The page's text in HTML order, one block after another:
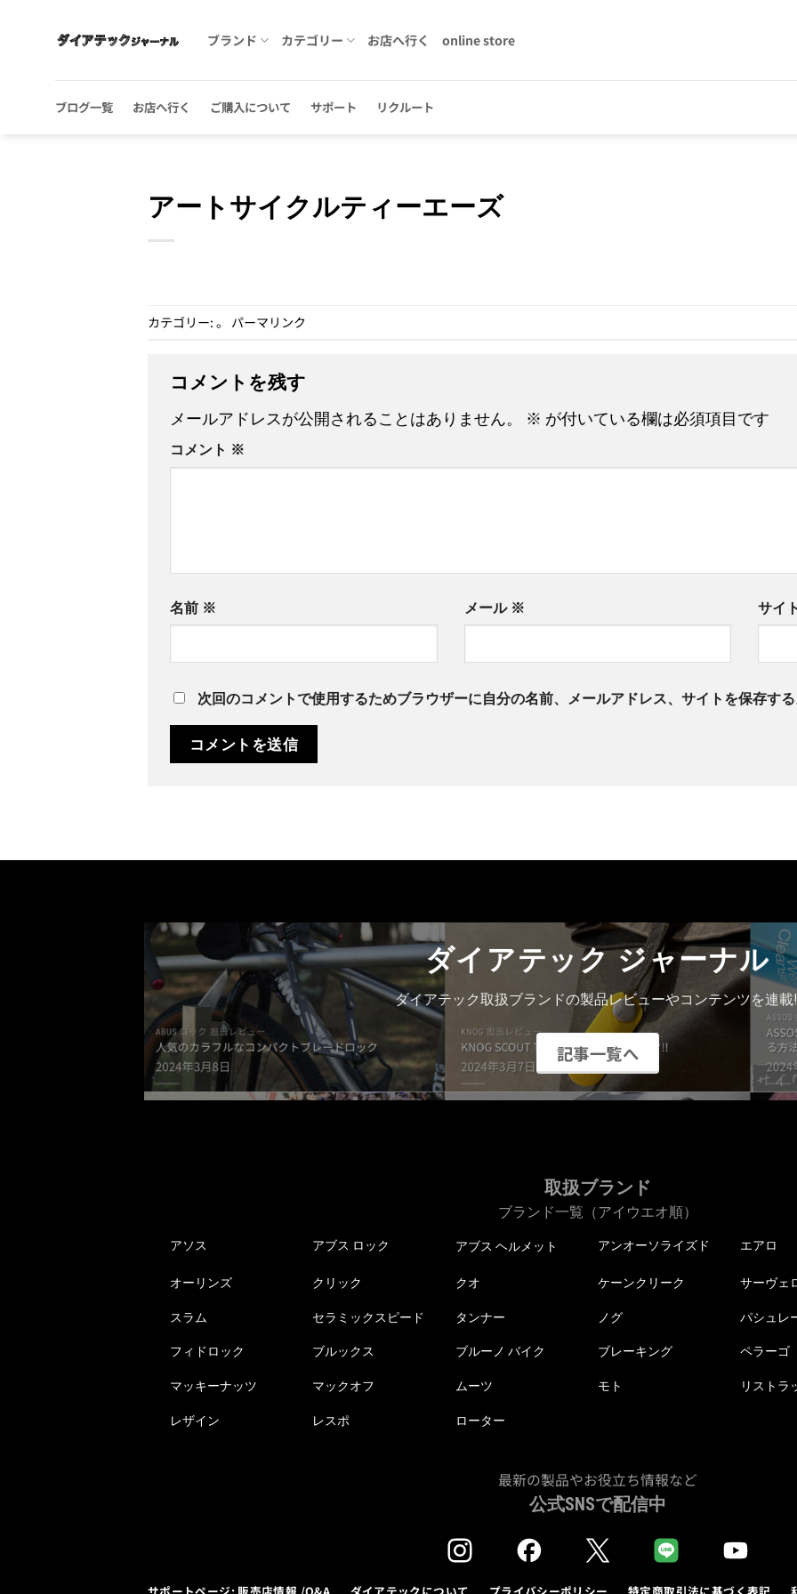
ブランド カテゴリー お店へ行く online store
ブログ一覧 お店へ行く ご購入について サポート リクルート
アートサイクルティーエーズ
カテゴリー: 。 パーマリンク
コメントを残す
メールアドレスが公開されることはありません。 ※ が付いている欄は必須項目です
コメント ※
名前 ※ メール ※ サイ
次回のコメントで使用するためブラウザーに自分の名前、メールアドレス、サイトを保存す
ダイアテック ジャーナル
ダイアテック取扱ブランドの製品レビューやコンテンツを連載
記事一覧へ
取扱ブランド
ブランド一覧（アイウエオ順）
アソス アブス ロック アブス ヘルメット アンオーソライズド エアロ
オーリンズ クリック クオ ケーンクリーク サーヴェ
スラム セラミックスピード タンナー ノグ パシュレ
フィドロック ブルックス ブルーノ バイク ブレーキング ペラーゴ
マッキーナッツ マックオフ ムーツ モト リストラ
レザイン レスポ ローター
最新の製品やお役立ち情報など
公式SNSで配信中